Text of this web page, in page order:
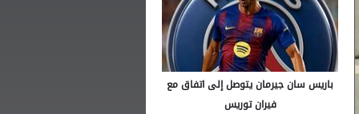
باريس سان جيرمان يتوصل إلى اتفاق مع
فيران توريس